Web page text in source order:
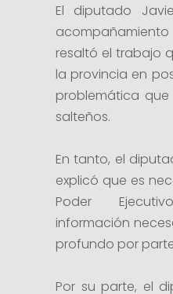
El diputado
resaltó el trabajo
la provincia en
problemática
salteños.
En tanto, el
explicó que es
Poder
información
profundo por
Por su parte, el